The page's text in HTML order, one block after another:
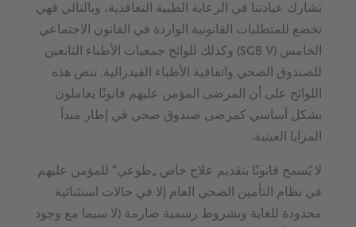
تشارك عيادتنا في الرعاية الطبية التعاقدية، وبالتالي فهي
تخضع للمتطلبات القانونية الواردة في القانون الاجتماعي
الخامس (SGB V) وكذلك للوائح جمعيات الأطباء التابعين
للصندوق الصحي واتفاقية الأطباء الفيدرالية. تنص هذه
اللوائح على أن المرضى المؤمن عليهم قانونًا يعاملون
بشكل أساسي كمرضى صندوق صحي في إطار مبدأ
المزايا العينية.
لا يُسمح قانونًا بتقديم علاج خاص „طوعي“ للمؤمن عليهم
في نظام التأمين الصحي العام إلا في حالات استثنائية
محدودة للغاية وبشروط رسمية صارمة (لا سيما مع وجود